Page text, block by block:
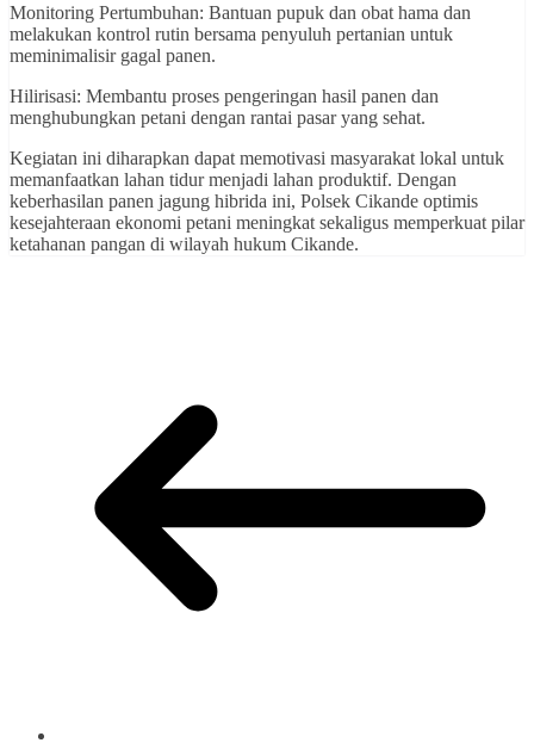
Monitoring Pertumbuhan: Bantuan pupuk dan obat hama dan
melakukan kontrol rutin bersama penyuluh pertanian untuk
meminimalisir gagal panen.
Hilirisasi: Membantu proses pengeringan hasil panen dan
menghubungkan petani dengan rantai pasar yang sehat.
Kegiatan ini diharapkan dapat memotivasi masyarakat lokal untuk
memanfaatkan lahan tidur menjadi lahan produktif. Dengan
keberhasilan panen jagung hibrida ini, Polsek Cikande optimis
kesejahteraan ekonomi petani meningkat sekaligus memperkuat pilar
ketahanan pangan di wilayah hukum Cikande.